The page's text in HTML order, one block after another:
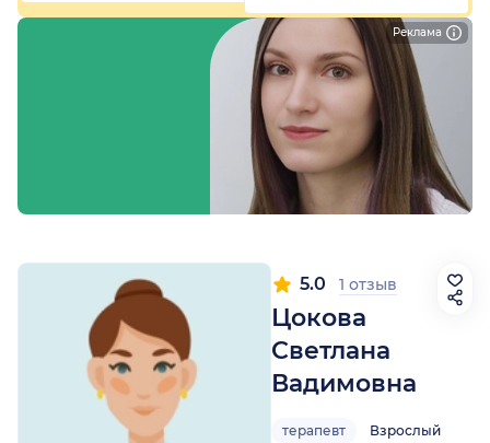
Цокова
Светлана
Вадимовна
5.0 1 отзыв
терапевт Взрослый
Реклама